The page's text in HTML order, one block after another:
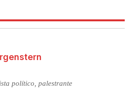
político, palestrante